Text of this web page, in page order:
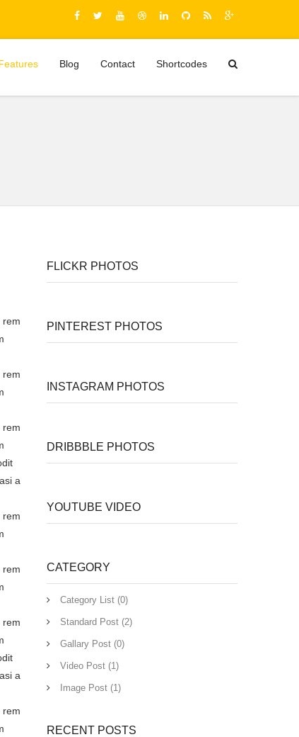
Blog Contact Shortcodes
rem
rem
rem
a
rem
rem
rem
a
rem
FLICKR PHOTOS
PINTEREST PHOTOS
INSTAGRAM PHOTOS
DRIBBBLE PHOTOS
YOUTUBE VIDEO
CATEGORY
Category List (0)
Standard Post (2)
Gallary Post (0)
Video Post (1)
Image Post (1)
RECENT POSTS